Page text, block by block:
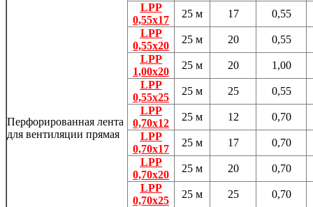
Перфорированная лента
для вентиляции прямая
LPP
0,55х17
25 м 17
0,55
LPP
0,55х20
25 м 20
0,55
LPP
1,00x20
25 м 20
1,00
LPP
0,55х25
25 м 25
0,55
LPP
0,70х12
25 м 12
0,70
LPP
0,70х17
25 м 17
0,70
LPP
0,70х20
25 м 20
0,70
LPP
0,70х25
25 м 25 0,70